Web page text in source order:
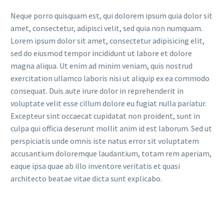
Neque porro quisquam est, qui dolorem ipsum quia dolor sit
amet, consectetur, adipisci velit, sed quia non numquam.
Lorem ipsum dolor sit amet, consectetur adipisicing elit,
sed do eiusmod tempor incididunt ut labore et dolore
magna aliqua. Ut enim ad minim veniam, quis nostrud
exercitation ullamco laboris nisi ut aliquip ex ea commodo
consequat. Duis aute irure dolor in reprehenderit in
voluptate velit esse cillum dolore eu fugiat nulla pariatur.
Excepteur sint occaecat cupidatat non proident, sunt in
culpa qui officia deserunt mollit anim id est laborum. Sed ut
perspiciatis unde omnis iste natus error sit voluptatem
accusantium doloremque laudantium, totam rem aperiam,
eaque ipsa quae ab illo inventore veritatis et quasi
architecto beatae vitae dicta sunt explicabo.